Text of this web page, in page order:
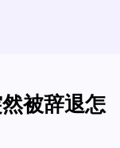
被辞退怎